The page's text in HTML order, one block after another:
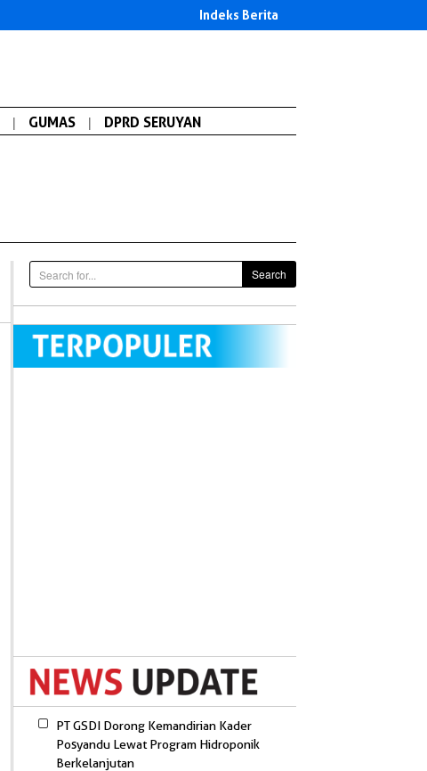
Indeks Berita
| GUMAS | DPRD SERUYAN
Search
PT GSDI Dorong Kemandirian Kader
Posyandu Lewat Program Hidroponik
Berkelanjutan